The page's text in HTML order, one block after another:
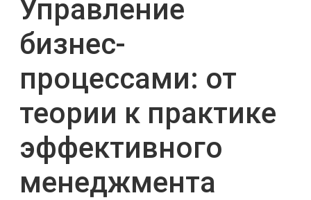
Управление
бизнес-
процессами: от
теории к практике
эффективного
менеджмента